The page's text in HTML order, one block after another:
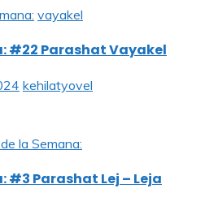
vayakel
#22 Parashat Vayakel
kehilatyovel
la Semana:
#3 Parashat Lej – Leja